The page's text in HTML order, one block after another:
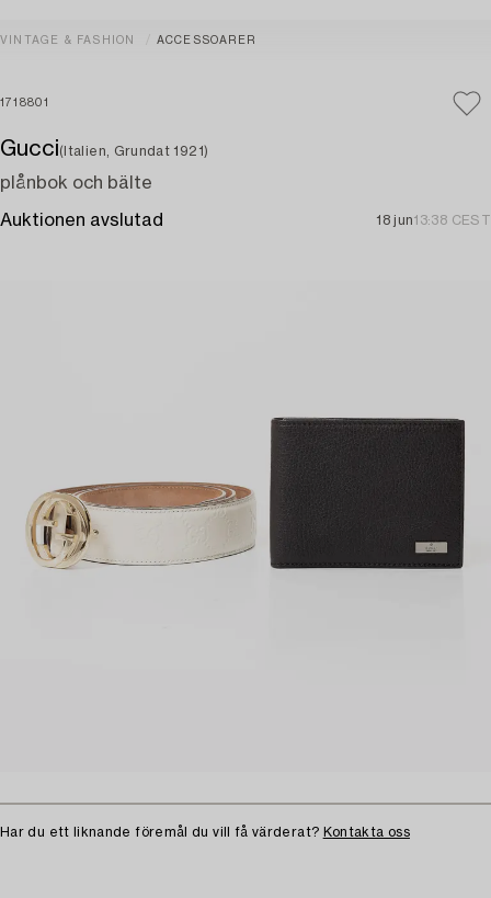
VINTAGE & FASHION ACCESSOARER
1718801
Gucci(Italien, Grundat 1921)
plånbok och bälte
Auktionen avslutad 18 jun13:38 CEST
Har du ett liknande föremål du vill få värderat? Kontakta oss